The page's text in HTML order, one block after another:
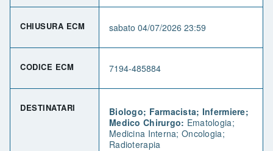
CHIUSURA ECM sabato 04/07/2026 23:59
CODICE ECM 7194-485884
DESTINATARI
Biologo; Farmacista; Infermiere;
Medico Chirurgo: Ematologia;
Medicina Interna; Oncologia;
Radioterapia